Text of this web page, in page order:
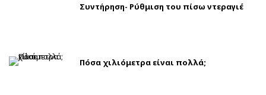
Συντήρηση- Ρύθμιση του πίσω ντεραγιέ
Πόσα χιλιόμετρα είναι πολλά;